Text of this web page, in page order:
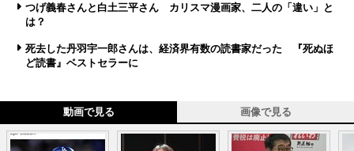
つげ義春さんと白土三平さん カリスマ漫画家、二人の「違い」と
は？
死去した丹羽宇一郎さんは、経済界有数の読書家だった 『死ぬほ
ど読書』ベストセラーに
動画で見る 画像で見る